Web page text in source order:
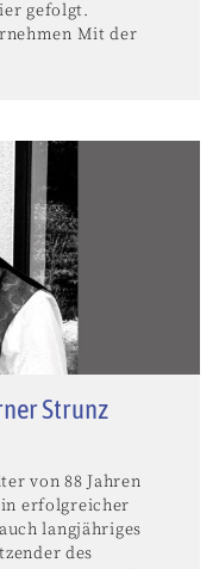
gefolgt.
Mit der
Strunz
von 88 Jahren
erfolgreicher
langjähriges
des